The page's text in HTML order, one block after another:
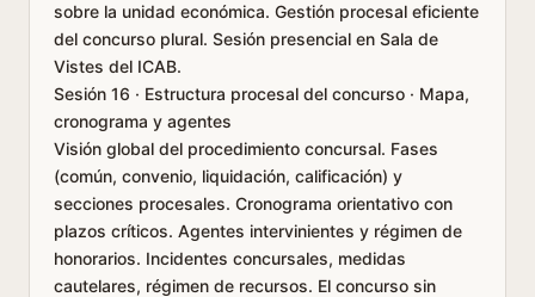
sobre la unidad económica. Gestión procesal eficiente
del concurso plural. Sesión presencial en Sala de
Vistes del ICAB.
Sesión 16 · Estructura procesal del concurso · Mapa,
cronograma y agentes
Visión global del procedimiento concursal. Fases
(común, convenio, liquidación, calificación) y
secciones procesales. Cronograma orientativo con
plazos críticos. Agentes intervinientes y régimen de
honorarios. Incidentes concursales, medidas
cautelares, régimen de recursos. El concurso sin